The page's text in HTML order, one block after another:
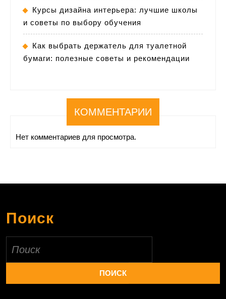
Курсы дизайна интерьера: лучшие школы
и советы по выбору обучения
Как выбрать держатель для туалетной
бумаги: полезные советы и рекомендации
КОММЕНТАРИИ
Нет комментариев для просмотра.
Поиск